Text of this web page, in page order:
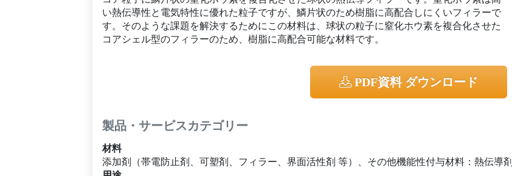
い熱伝導性と電気特性に優れた粒子ですが、鱗片状のため樹脂に高配合しにくいフィラーで
す。そのような課題を解決するためにこの材料は、球状の粒子に窒化ホウ素を複合化させた
コアシェル型のフィラーのため、樹脂に高配合可能な材料です。
PDF資料 ダウンロード
製品・サービスカテゴリー
材料
添加剤（帯電防止剤、可塑剤、フィラー、界面活性剤 等）、その他機能性付与材料：熱伝導剤